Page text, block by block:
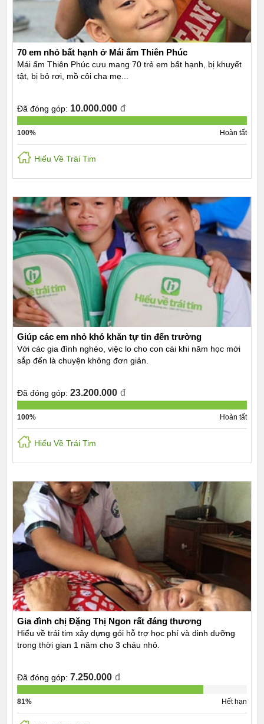
70 em nhỏ bất hạnh ở Mái ấm Thiên Phúc
Mái ấm Thiên Phúc cưu mang 70 trẻ em bất hạnh, bị khuyết
tật, bị bỏ rơi, mồ côi cha mẹ...
Đã đóng góp: 10.000.000 đ
100% Hoàn tất
Hiểu Về Trái Tim
Giúp các em nhỏ khó khăn tự tin đến trường
Với các gia đình nghèo, việc lo cho con cái khi năm học mới
sắp đến là chuyện không đơn giản.
Đã đóng góp: 23.200.000 đ
100% Hoàn tất
Hiểu Về Trái Tim
Gia đình chị Đặng Thị Ngon rất đáng thương
Hiểu về trái tim xây dựng gói hỗ trợ học phí và dinh dưỡng
trong thời gian 1 năm cho 3 cháu nhỏ.
Đã đóng góp: 7.250.000 đ
81% Hết hạn